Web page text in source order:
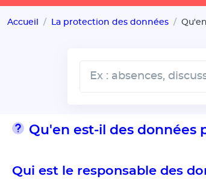
Accueil La protection des données
Qu'en est-il des données
Qui est le responsable des